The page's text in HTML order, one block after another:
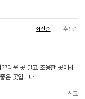
최신순 추천순
러운 곳 말고 조용한 곳에서
은 곳입니다
신고